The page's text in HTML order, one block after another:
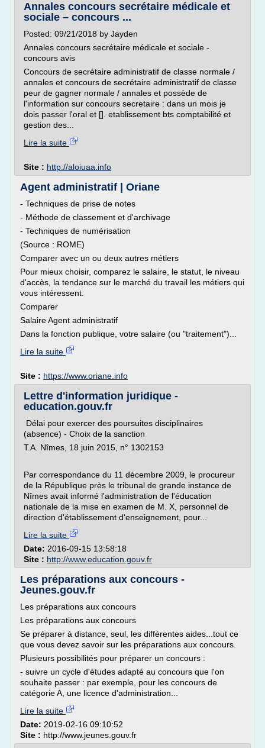
Annales concours secrétaire médicale et
sociale – concours ...
Posted: 09/21/2018 by Jayden
Annales concours secrétaire médicale et sociale -
concours avis
Concours de secrétaire administratif de classe normale /
annales et concours de secrétaire administratif de classe
peur de gagner normale / annales et possède de
l'information sur concours secretaire : dans un mois je
dois passer l'oral et []. etablissement bts comptabilité et
gestion des...
Lire la suite
Site : http://aloiuaa.info
Agent administratif | Oriane
- Techniques de prise de notes
- Méthode de classement et d'archivage
- Techniques de numérisation
(Source : ROME)
Comparer avec un ou deux autres métiers
Pour mieux choisir, comparez le salaire, le statut, le niveau
d'accès, la tendance sur le marché du travail les métiers qui
vous intéressent.
Comparer
Salaire Agent administratif
Dans la fonction publique, votre salaire (ou "traitement")...
Lire la suite
Site : https://www.oriane.info
Lettre d'information juridique -
education.gouv.fr
Délai pour exercer des poursuites disciplinaires
(absence) - Choix de la sanction
T.A. Nîmes, 18 juin 2015, n° 1302153
Par correspondance du 11 décembre 2009, le procureur
de la République près le tribunal de grande instance de
Nîmes avait informé l'administration de l'éducation
nationale de la mise en examen de M. X, personnel de
direction d'établissement d'enseignement, pour...
Lire la suite
Date: 2016-09-15 13:58:18
Site : http://www.education.gouv.fr
Les préparations aux concours -
Jeunes.gouv.fr
Les préparations aux concours
Les préparations aux concours
Se préparer à distance, seul, les différentes aides...tout ce
que vous devez savoir sur les préparations aux concours.
Plusieurs possibilités pour préparer un concours :
- suivre un cycle d'études adapté au concours que l'on
souhaite passer : par exemple, pour les concours de
catégorie A, une licence d'administration...
Lire la suite
Date: 2019-02-16 09:10:52
Site : http://www.jeunes.gouv.fr